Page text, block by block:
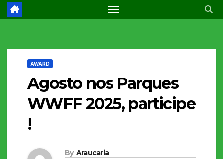
AWARD
Agosto nos Parques
WWFF 2025, participe
!
By Araucaria